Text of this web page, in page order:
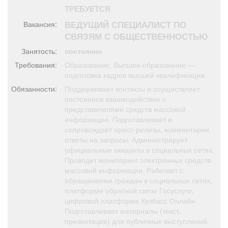
Обучение
Товары Поздравления Погода
Я - пенсионер
ТРЕБУЕТСЯ
Вакансия:
ВЕДУЩИЙ СПЕЦИАЛИСТ ПО
СВЯЗЯМ С ОБЩЕСТВЕННОСТЬЮ
Занятость:
постоянно
Требования:
Образование: Высшее образование —
подготовка кадров высшей квалификации.
Обязанности:
Поддерживает контакты и осуществляет
постоянное взаимодействие с
представителями средств массовой
информации. Подготавливает и
сопровождает пресс-релизы, комментарии,
ответы на запросы. Администрирует
официальные аккаунты в социальных сетях.
Проводит мониторинг электронных средств
массовой информации. Работает с
обращениями граждан в социальных сетях,
платформе обратной связи Госуслуги,
цифровой платформе Кузбасс Онлайн.
Подготавливает материалы (текст,
презентация) для публичных выступлений,